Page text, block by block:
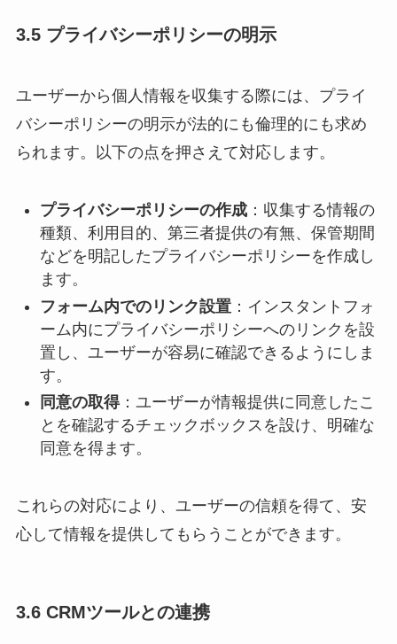
3.5 プライバシーポリシーの明示
ユーザーから個人情報を収集する際には、プライ
バシーポリシーの明示が法的にも倫理的にも求め
られます。以下の点を押さえて対応します。
プライバシーポリシーの作成：​収集する情報の
種類、利用目的、第三者提供の有無、保管期間
などを明記したプライバシーポリシーを作成し
ます。​
フォーム内でのリンク設置：​インスタントフォ
ーム内にプライバシーポリシーへのリンクを設
置し、ユーザーが容易に確認できるようにしま
す。​
同意の取得：​ユーザーが情報提供に同意したこ
とを確認するチェックボックスを設け、明確な
同意を得ます。​
これらの対応により、ユーザーの信頼を得て、安
心して情報を提供してもらうことができます。
3.6 CRMツールとの連携